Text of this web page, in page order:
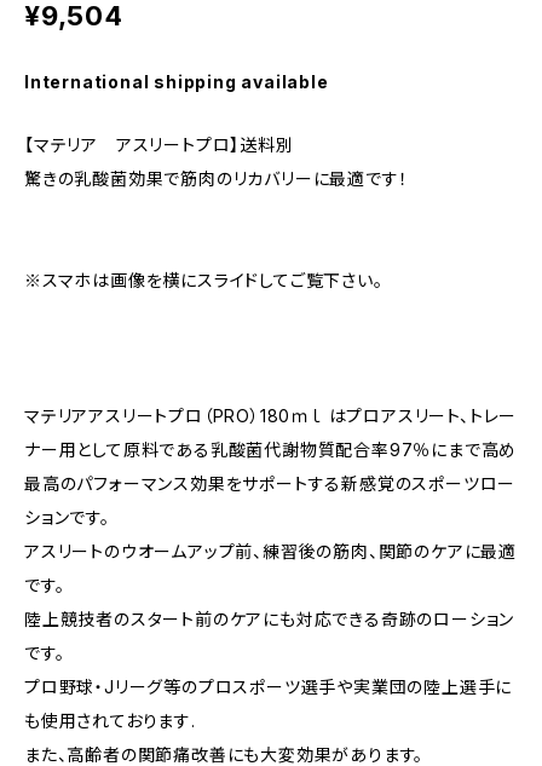
¥9,504
International shipping available
【マテリア アスリートプロ】送料別
驚きの乳酸菌効果で筋肉のリカバリーに最適です！
※スマホは画像を横にスライドしてご覧下さい。
マテリアアスリートプロ（PRO）180ｍｌ はプロアスリート、トレー
ナー用として原料である乳酸菌代謝物質配合率97％にまで高め
最高のパフォーマンス効果をサポートする新感覚のスポーツロー
ションです。
アスリートのウオームアップ前、練習後の筋肉、関節のケアに最適
です。
陸上競技者のスタート前のケアにも対応できる奇跡のローション
です。
プロ野球・Jリーグ等のプロスポーツ選手や実業団の陸上選手に
も使用されております.
また、高齢者の関節痛改善にも大変効果があります。